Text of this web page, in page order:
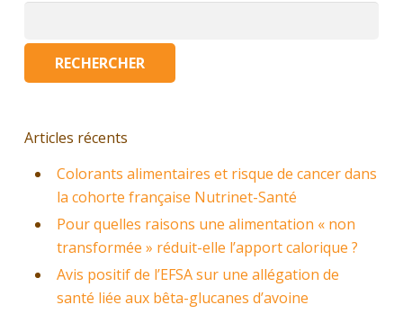
Articles récents
Colorants alimentaires et risque de cancer dans
la cohorte française Nutrinet-Santé
Pour quelles raisons une alimentation « non
transformée » réduit-elle l’apport calorique ?
Avis positif de l’EFSA sur une allégation de
santé liée aux bêta-glucanes d’avoine